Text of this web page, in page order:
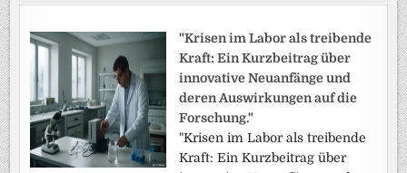
"Krisen im Labor als treibende
Kraft: Ein Kurzbeitrag über
innovative Neuanfänge und
deren Auswirkungen auf die
Forschung."
"Krisen im Labor als treibende
Kraft: Ein Kurzbeitrag über